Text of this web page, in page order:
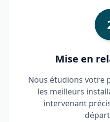
Mise en
Nous étudions votre
les meilleurs
intervenant